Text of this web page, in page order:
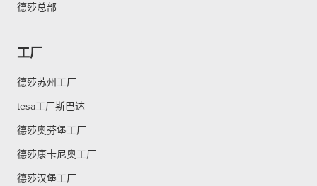
德莎总部
工厂
德莎苏州工厂
tesa工厂斯巴达
德莎奥芬堡工厂
德莎康卡尼奥工厂
德莎汉堡工厂